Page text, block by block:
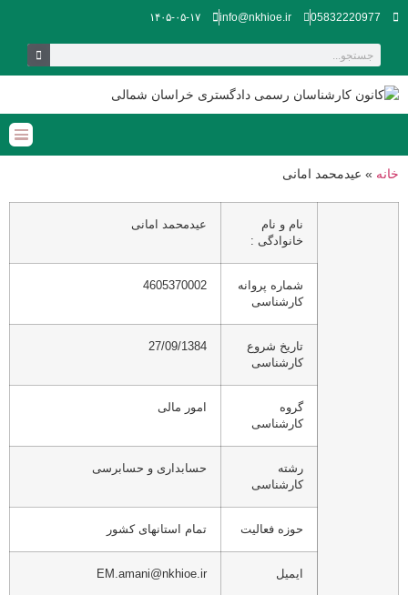
05832220977
info@nkhioe.ir ۱۴۰۵-۰۵-۱۷
خانه » عیدمحمد امانی
نام و نام
خانوادگی :
عیدمحمد امانی
شماره پروانه
کارشناسی
4605370002
تاریخ شروع
کارشناسی
27/09/1384
گروه
کارشناسی
امور مالی
رشته
کارشناسی
حسابداری و حسابرسی
حوزه فعالیت تمام استانهای کشور
ایمیل EM.amani@nkhioe.ir